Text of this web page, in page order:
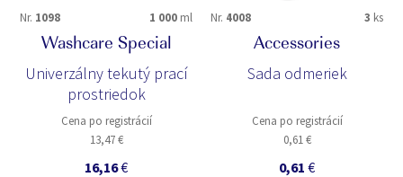
Nr. 1098 1 000 ml
Washcare Special
Univerzálny tekutý prací
prostriedok
Cena po registrácií
13,47 €
16,16€
Nr. 4008 3 ks
Accessories
Sada odmeriek
Cena po registrácií
0,61 €
0,61 €